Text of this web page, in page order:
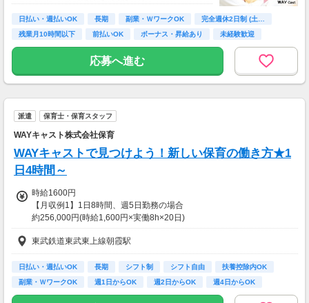
日払い・週払いOK 長期 副業・ＷワークOK
完全週休2日制 (土…
残業月10時間以下
前払いOK ボーナス・昇給あり
未経験歓迎
主婦(夫)歓迎
応募へ進む
派遣 保育士・保育スタッフ
WAYキャスト株式会社保育
WAYキャストで見つけよう！新しい保育の働き方★1
日4時間～
時給1600円
【月収例1】1日8時間、週5日勤務の場合
約256,000円(時給1,600円×実働8h×20日)
※月収例は一例であり保証するものではありません。
【月収例2】1日4時間、週3日勤務の場合
約76,800円(時給1,600円×実働4h×12日)
※月収例は一例であり保証するものではありません。
東武鉄道東武東上線朝霞駅
日払い・週払いOK 長期 シフト制 シフト自由
扶養控除内OK
副業・ＷワークOK
週1日からOK 週2日からOK 週4日からOK